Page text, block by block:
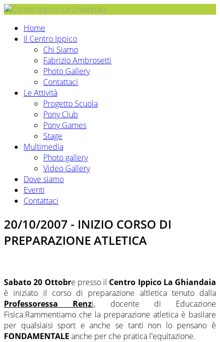
Home
Il Centro Ippico
Chi Siamo
Fabrizio Ambrosetti
Photo Gallery
Contattaci
Le Attività
Progetto Scuola
Pony Club
Pony Games
Stage
Multimedia
Photo gallery
Video Gallery
Dove siamo
Eventi
Contattaci
20/10/2007 - INIZIO CORSO DI
PREPARAZIONE ATLETICA
Sabato 20 Ottobre presso il Centro Ippico La Ghiandaia
è iniziato il corso di preparazione altletica tenuto dalla
Professoressa Renzi, docente di Educazione
Fisica.Rammentiamo che la preparazione atletica è basilare
per qualsiaisi sport e anche se tanti non lo pensano è
FONDAMENTALE anche per che pratica l'equitazione.